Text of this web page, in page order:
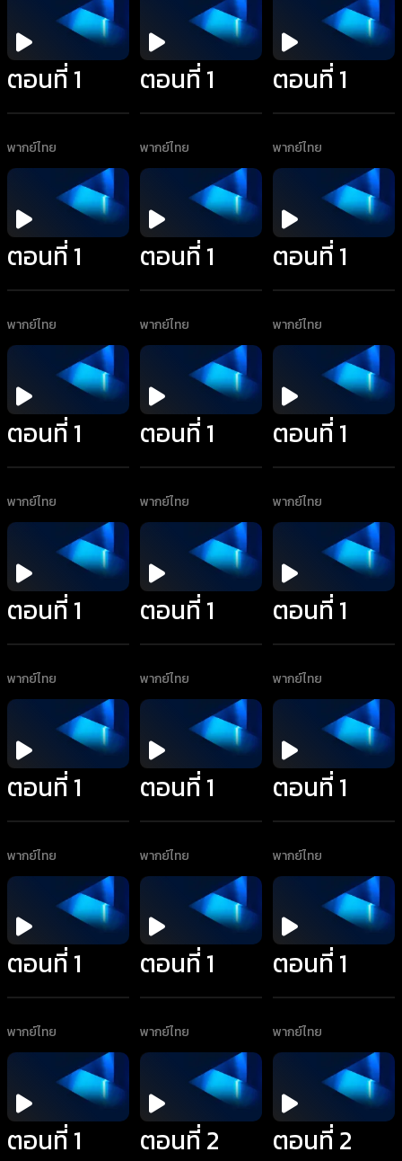
ตอนที่ 1
พากย์ไทย
ตอนที่ 1
พากย์ไทย
ตอนที่ 1
พากย์ไทย
ตอนที่ 1
พากย์ไทย
ตอนที่ 1
พากย์ไทย
ตอนที่ 1
พากย์ไทย
ตอนที่ 1
พากย์ไทย
ตอนที่ 1
พากย์ไทย
ตอนที่ 1
พากย์ไทย
ตอนที่ 1
พากย์ไทย
ตอนที่ 1
พากย์ไทย
ตอนที่ 1
พากย์ไทย
ตอนที่ 1
พากย์ไทย
ตอนที่ 1
พากย์ไทย
ตอนที่ 1
พากย์ไทย
ตอนที่ 1
พากย์ไทย
ตอนที่ 1
พากย์ไทย
ตอนที่ 1
พากย์ไทย
ตอนที่ 1 ตอนที่ 2 ตอนที่ 2